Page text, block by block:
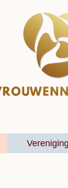
Vereniging